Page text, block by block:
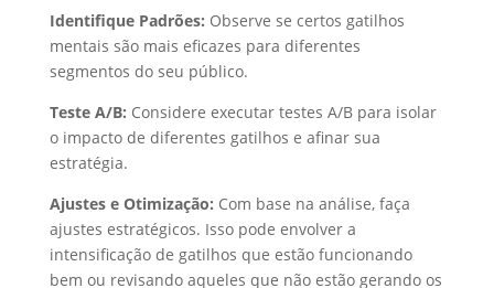
Identifique Padrões: Observe se certos gatilhos
mentais são mais eficazes para diferentes
segmentos do seu público.
Teste A/B: Considere executar testes A/B para isolar
o impacto de diferentes gatilhos e afinar sua
estratégia.
Ajustes e Otimização: Com base na análise, faça
ajustes estratégicos. Isso pode envolver a
intensificação de gatilhos que estão funcionando
bem ou revisando aqueles que não estão gerando os